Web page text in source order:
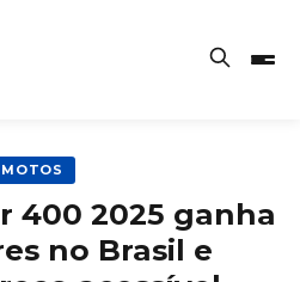
MOTOS
400 2025 ganha
no Brasil e